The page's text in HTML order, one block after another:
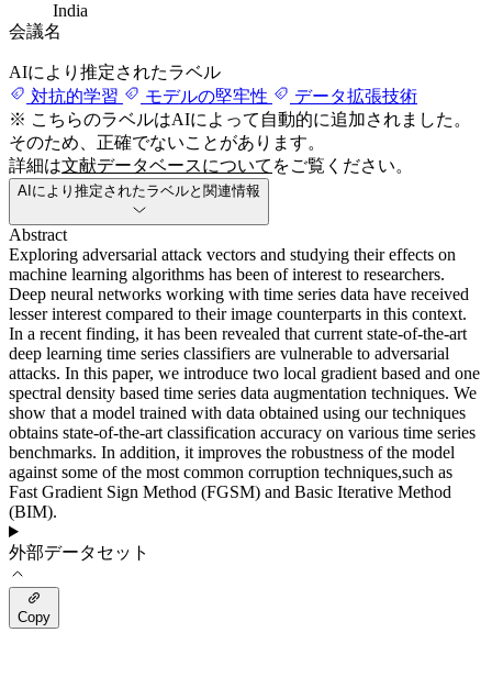
India
会議名
AIにより推定されたラベル
対抗的学習
モデルの堅牢性
データ拡張技術
※ こちらのラベルはAIによって自動的に追加されました。
そのため、正確でないことがあります。
詳細は文献データベースについて をご覧ください。
AIにより推定されたラベルと関連情報
Abstract
Exploring adversarial attack vectors and studying their effects on
machine learning algorithms has been of interest to researchers.
Deep neural networks working with time series data have received
lesser interest compared to their image counterparts in this context.
In a recent finding, it has been revealed that current state-of-the-art
deep learning time series classifiers are vulnerable to adversarial
attacks. In this paper, we introduce two local gradient based and one
spectral density based time series data augmentation techniques. We
show that a model trained with data obtained using our techniques
obtains state-of-the-art classification accuracy on various time series
benchmarks. In addition, it improves the robustness of the model
against some of the most common corruption techniques,such as
Fast Gradient Sign Method (FGSM) and Basic Iterative Method
(BIM).
外部データセット
Copy